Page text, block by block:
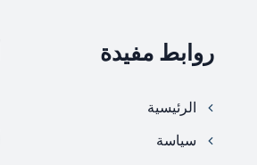
روابط مفيدة
الرئيسية
سياسة